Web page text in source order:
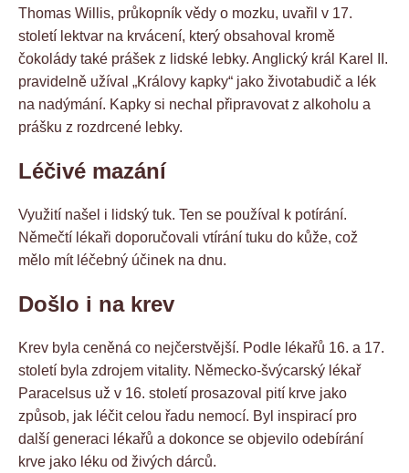
Thomas Willis, průkopník vědy o mozku, uvařil v 17.
století lektvar na krvácení, který obsahoval kromě
čokolády také prášek z lidské lebky. Anglický král Karel II.
pravidelně užíval „Královy kapky“ jako životabudič a lék
na nadýmání. Kapky si nechal připravovat z alkoholu a
prášku z rozdrcené lebky.
Léčivé mazání
Využití našel i lidský tuk. Ten se používal k potírání.
Němečtí lékaři doporučovali vtírání tuku do kůže, což
mělo mít léčebný účinek na dnu.
Došlo i na krev
Krev byla ceněná co nejčerstvější. Podle lékařů 16. a 17.
století byla zdrojem vitality. Německo-švýcarský lékař
Paracelsus už v 16. století prosazoval pití krve jako
způsob, jak léčit celou řadu nemocí. Byl inspirací pro
další generaci lékařů a dokonce se objevilo odebírání
krve jako léku od živých dárců.